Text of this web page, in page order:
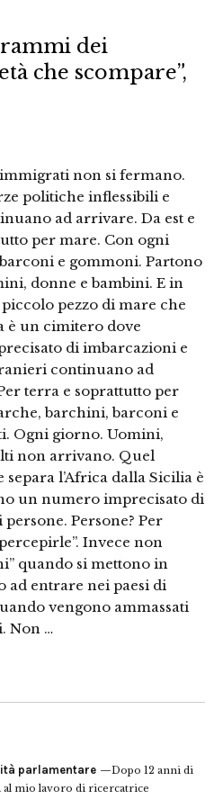
dei
che scompare”,
non si fermano.
politiche inflessibili e
ad arrivare. Da est e
per mare. Con ogni
e gommoni. Partono
donne e bambini. E in
pezzo di mare che
è un cimitero dove
di imbarcazioni e
continuano ad
terra e soprattutto per
barchini, barconi e
Ogni giorno. Uomini,
non arrivano. Quel
l’Africa dalla Sicilia è
un numero imprecisato di
Persone? Per
Invece non
quando si mettono in
ad entrare nei paesi di
vengono ammassati
Non …
parlamentare
Dopo 12 anni di
al mio lavoro di ricercatrice